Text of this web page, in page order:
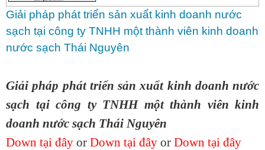
Giải pháp phát triển sản xuẩt kinh doanh nước
sạch tại công ty TNHH một thành viên kinh doanh
nước sạch Thái Nguyên
Giải pháp phát triển sản xuẩt kinh doanh nước
sạch tại công ty TNHH một thành viên kinh
doanh nước sạch Thái Nguyên
Down tại đây or Down tại đây or Down tại đây